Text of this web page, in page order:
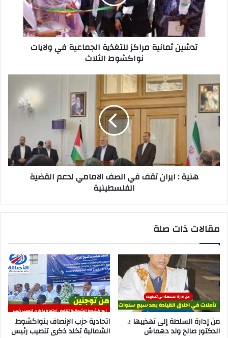
تدشين ثمانية مراكز للتغذية الجماعية في ولايات
نواكشوط الثلاث
هنية : ايران تقف في الصف الامامي لدعم القضية
الفلسطينية
مقالات ذات صلة
من إدارة السلطة إلى تهذيبها ؛.
الدكتور صالح ولد دهماش
اتحادية حزب الإنصاف بنواكشوط
الشمالية تخلد ذكرى تنصيب رئيس